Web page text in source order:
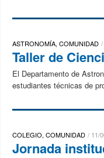
ASTRONOMÍA, COMUNIDAD
Taller de
El Departamento de
estudiantes técnicas de
COLEGIO, COMUNIDAD 11/
Jornada